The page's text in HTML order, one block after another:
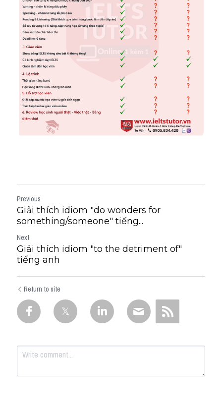
Previous
Giải thích idiom "do wonders for
something/someone" tiếng...
Next
Giải thích idiom "to the detriment of"
tiếng anh
Return to site